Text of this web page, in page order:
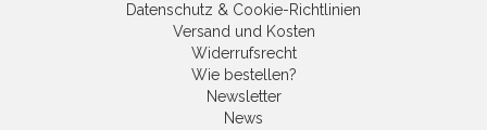
Datenschutz & Cookie-Richtlinien
Versand und Kosten
Widerrufsrecht
Wie bestellen?
Newsletter
News